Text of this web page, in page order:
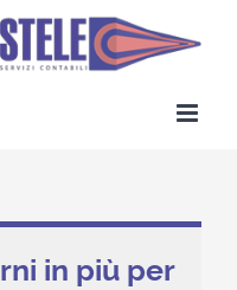
in più per